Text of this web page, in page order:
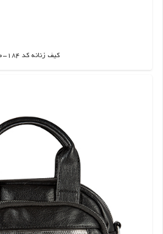
کیف زنانه کد 184-20
اطلاعات بیشتر